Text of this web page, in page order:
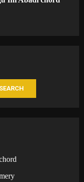
SEARCH